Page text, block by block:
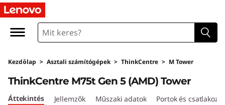
L
n
o
v
Kezdőlap > Asztali számítógépek > ThinkCentre > M Tower
ThinkCentre M75t Gen 5 (AMD) Tower
Áttekintés Jellemzők Műszaki adatok Portok és